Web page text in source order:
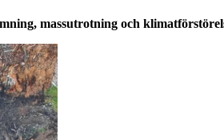
massutrotning och